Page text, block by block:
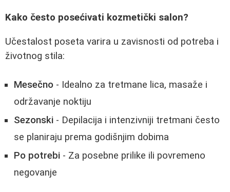
Kako često posećivati kozmetički salon?
Učestalost poseta varira u zavisnosti od potreba i
životnog stila:
Mesečno - Idealno za tretmane lica, masaže i
održavanje noktiju
Sezonski - Depilacija i intenzivniji tretmani često
se planiraju prema godišnjim dobima
Po potrebi - Za posebne prilike ili povremeno
negovanje